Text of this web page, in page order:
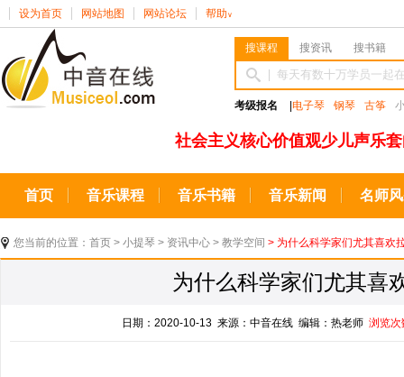
设为首页 网站地图 网站论坛 帮助 ∨
搜课程 搜资讯 搜书籍
考级报名 电子琴 钢琴 古筝
社会主义核心价值观少儿声乐
首页 音乐课程 音乐书籍 音乐新闻 名师
您当前的位置： 首页 > 小提琴 > 资讯中心 > 教学空间 > 为什么科学家们尤其喜欢
为什么科学家们尤其喜
日期：2020-10-13 来源：中音在线 编辑：热老师 浏览次